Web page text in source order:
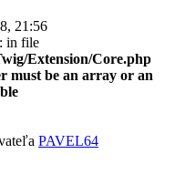
21:56
: in file
Extension/Core.php
must be an array or an
PAVEL64